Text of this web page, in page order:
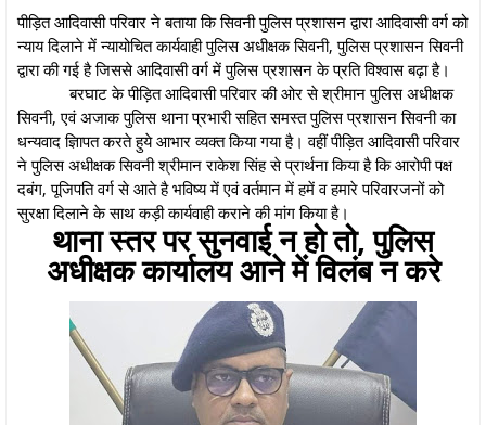
पीड़ित आदिवासी परिवार ने बताया कि सिवनी पुलिस प्रशासन द्वारा आदिवासी वर्ग को
न्याय दिलाने में न्यायोचित कार्यवाही पुलिस अधीक्षक सिवनी, पुलिस प्रशासन सिवनी
द्वारा की गई है जिससे आदिवासी वर्ग में पुलिस प्रशासन के प्रति विश्वास बढ़ा है।
बरघाट के पीड़ित आदिवासी परिवार की ओर से श्रीमान पुलिस अधीक्षक
सिवनी, एवं अजाक पुलिस थाना प्रभारी सहित समस्त पुलिस प्रशासन सिवनी का
धन्यवाद ज्ञािपत करते हुये आभार व्यक्त किया गया है। वहीं पीड़ित आदिवासी परिवार
ने पुलिस अधीक्षक सिवनी श्रीमान राकेश सिंह से प्रार्थना किया है कि आरोपी पक्ष
दबंग, पूजिपति वर्ग से आते है भविष्य में एवं वर्तमान में हमें व हमारे परिवारजनों को
सुरक्षा दिलाने के साथ कड़ी कार्यवाही कराने की मांग किया है।
थाना स्तर पर सुनवाई न हो तो, पुलिस
अधीक्षक कार्यालय आने में विलंब न करे